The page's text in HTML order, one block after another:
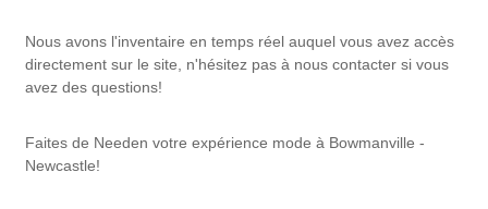
Nous avons l'inventaire en temps réel auquel vous avez accès
directement sur le site, n'hésitez pas à nous contacter si vous
avez des questions!
Faites de Needen votre expérience mode à Bowmanville -
Newcastle!